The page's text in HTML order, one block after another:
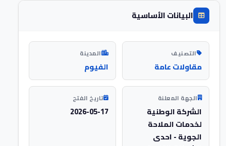
البيانات الأساسية
التصنيف
مقاولات عامة
المدينة
الفيوم
الجهة المعلنة
الشركة الوطنية
لخدمات الملاحة
الجوية - احدى
تاريخ الفتح
2026-05-17